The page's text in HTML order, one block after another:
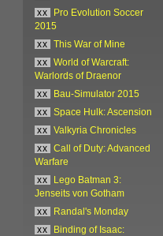
xx
Pro Evolution Soccer
2015
xx
This War of Mine
xx
World of Warcraft:
Warlords of Draenor
xx
Bau-Simulator 2015
xx
Space Hulk: Ascension
xx
Valkyria Chronicles
xx
Call of Duty: Advanced
Warfare
xx
Lego Batman 3:
Jenseits von Gotham
xx
Randal's Monday
xx
Binding of Isaac: